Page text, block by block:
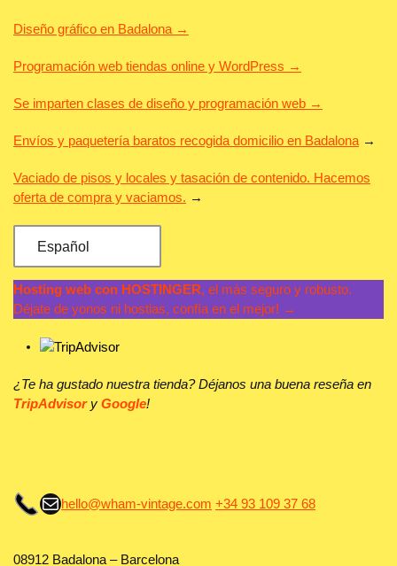
Diseño gráfico en Badalona →
Programación web tiendas online y WordPress →
Se imparten clases de diseño y programación web →
Envíos y paquetería baratos recogida domicilio en Badalona →
Vaciado de pisos y locales y tasación de contenido. Hacemos
oferta de compra y vaciamos. →
Español
Hosting web con HOSTINGER, el más seguro y robusto.
Déjate de yonos ni hostias, confía en el mejor! →
¿Te ha gustado nuestra tienda? Déjanos una buena reseña en
TripAdvisory Google!
Correo electrónico
hello@wham-vintage.com +34 93 109 37 68
08912 Badalona – Barcelona